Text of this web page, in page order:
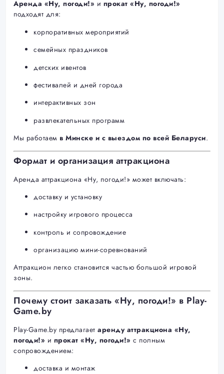
Аренда «Ну, погоди!» и прокат «Ну, погоди!»
подходят для:
корпоративных мероприятий
семейных праздников
детских ивентов
фестивалей и дней города
интерактивных зон
развлекательных программ
Мы работаем в Минске и с выездом по всей Беларуси.
Формат и организация аттракциона
Аренда аттракциона «Ну, погоди!» может включать:
доставку и установку
настройку игрового процесса
контроль и сопровождение
организацию мини-соревнований
Аттракцион легко становится частью большой игровой
зоны.
Почему стоит заказать «Ну, погоди!» в Play-
Game.by
Play-Game.by предлагает аренду аттракциона «Ну,
погоди!» и прокат «Ну, погоди!» с полным
сопровождением:
доставка и монтаж